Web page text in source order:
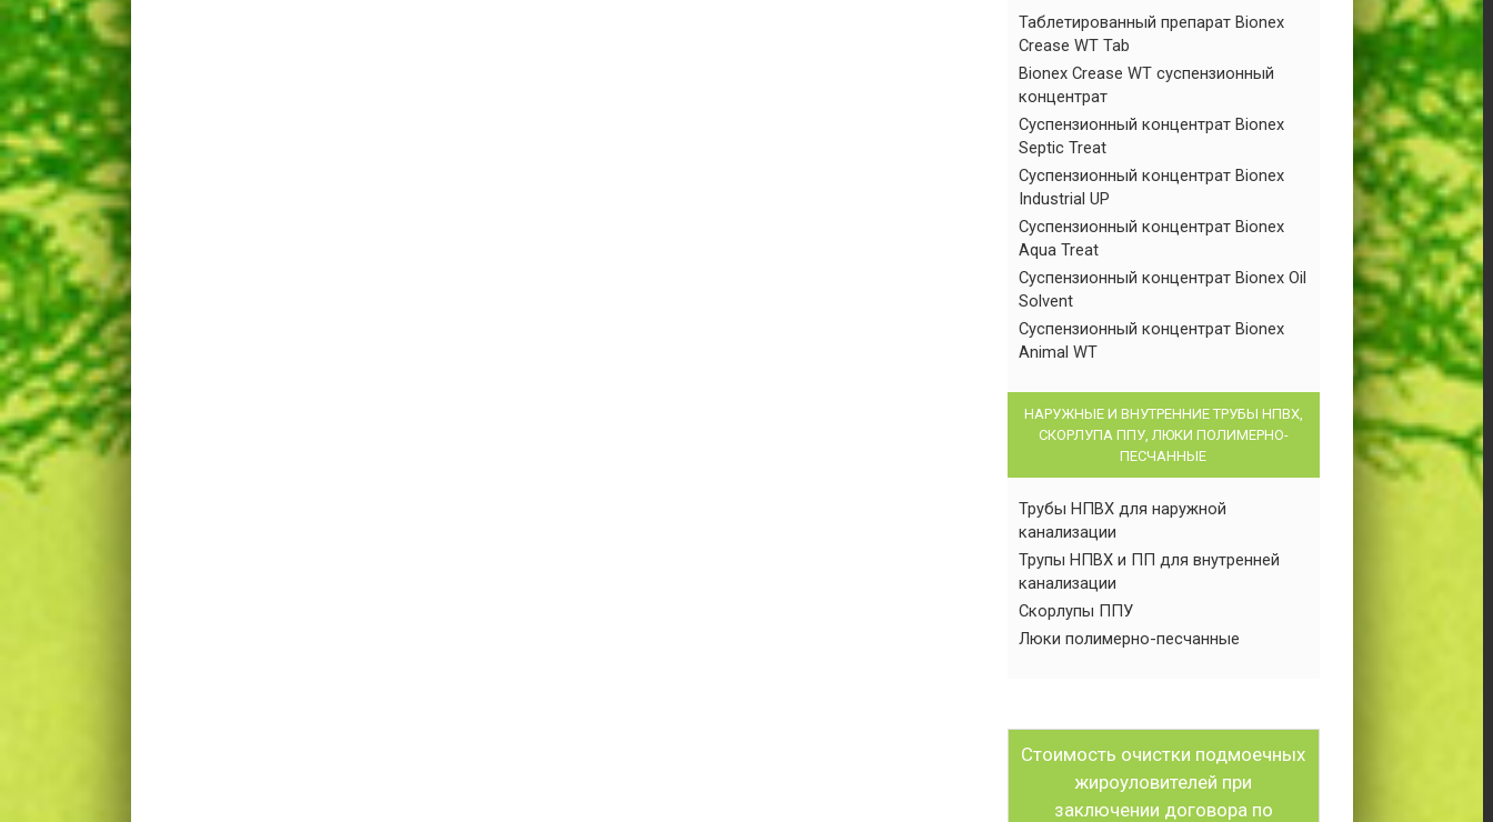
Таблетированный препарат Bionex
Crease WT Tab
Bionex Crease WT суспензионный
концентрат
Суспензионный концентрат Bionex
Septic Treat
Суспензионный концентрат Bionex
Industrial UP
Суспензионный концентрат Bionex
Aqua Treat
Суспензионный концентрат Bionex Oil
Solvent
Суспензионный концентрат Bionex
Animal WT
НАРУЖНЫЕ И ВНУТРЕННИЕ ТРУБЫ НПВХ,
СКОРЛУПА ППУ, ЛЮКИ ПОЛИМЕРНО-
ПЕСЧАННЫЕ
Трубы НПВХ для наружной
канализации
Трупы НПВХ и ПП для внутренней
канализации
Скорлупы ППУ
Люки полимерно-песчанные
Стоимость очистки подмоечных
жироуловителей при
заключении договора по